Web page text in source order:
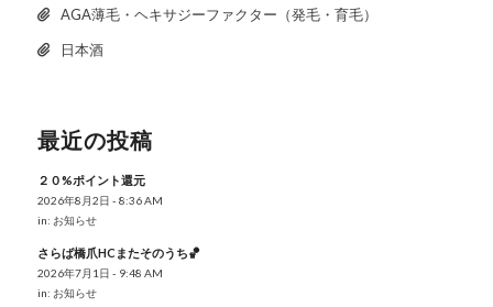
AGA薄毛・ヘキサジーファクター（発毛・育毛）
日本酒
最近の投稿
２０%ポイント還元
2026年8月2日 - 8:36 AM
in: お知らせ
さらば橋爪HCまたそのうち🏀
2026年7月1日 - 9:48 AM
in: お知らせ